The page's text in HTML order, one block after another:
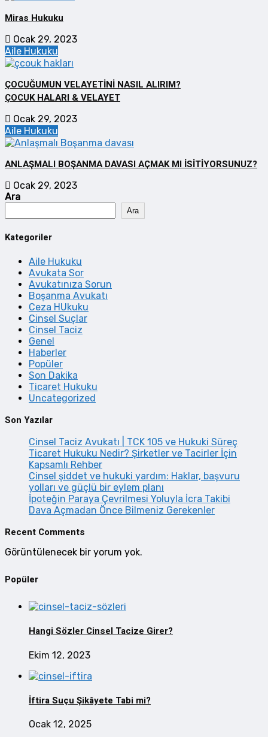
Miras Hukuku
Ocak 29, 2023
Aile Hukuku
ÇOCUĞUMUN VELAYETİNİ NASIL ALIRIM?
ÇOCUK HALARI & VELAYET
Ocak 29, 2023
Aile Hukuku
ANLAŞMALI BOŞANMA DAVASI AÇMAK MI İSİTİYORSUNUZ?
Ocak 29, 2023
Ara
Ara
Kategoriler
Aile Hukuku
Avukata Sor
Avukatınıza Sorun
Boşanma Avukatı
Ceza HUkuku
Cinsel Suçlar
Cinsel Taciz
Genel
Haberler
Popüler
Son Dakika
Ticaret Hukuku
Uncategorized
Son Yazılar
Cinsel Taciz Avukatı | TCK 105 ve Hukuki Süreç
Ticaret Hukuku Nedir? Şirketler ve Tacirler İçin
Kapsamlı Rehber
Cinsel şiddet ve hukuki yardım: Haklar, başvuru
yolları ve güçlü bir eylem planı
İpoteğin Paraya Çevrilmesi Yoluyla İcra Takibi
Dava Açmadan Önce Bilmeniz Gerekenler
Recent Comments
Görüntülenecek bir yorum yok.
Popüler
Hangi Sözler Cinsel Tacize Girer?
Ekim 12, 2023
İftira Suçu Şikâyete Tabi mi?
Ocak 12, 2025